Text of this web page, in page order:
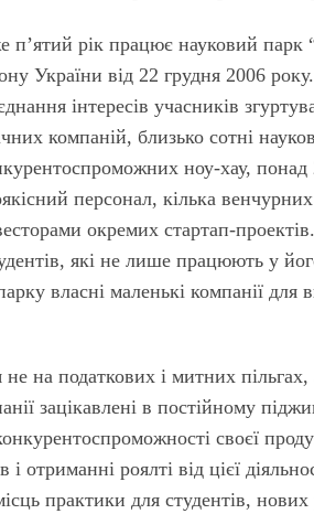
рік працює науковий парк
України від 22 грудня 2006
інтересів учасників
компаній, близько сотні
ноу-хау, понад
персонал, кілька
окремих стартап-
які не лише працюють у
власні маленькі компанії
не на податкових і митних
зацікавлені в постійному
своєї
отриманні роялті від цієї
практики для студентів,